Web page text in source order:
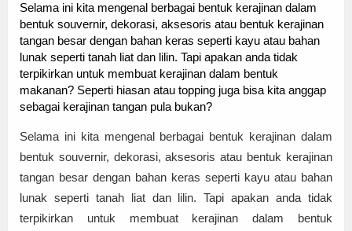
Selama ini kita mengenal berbagai bentuk kerajinan dalam
bentuk souvernir, dekorasi, aksesoris atau bentuk kerajinan
tangan besar dengan bahan keras seperti kayu atau bahan
lunak seperti tanah liat dan lilin. Tapi apakan anda tidak
terpikirkan untuk membuat kerajinan dalam bentuk
makanan? Seperti hiasan atau topping juga bisa kita anggap
sebagai kerajinan tangan pula bukan?
Selama ini kita mengenal berbagai bentuk kerajinan dalam
bentuk souvernir, dekorasi, aksesoris atau bentuk kerajinan
tangan besar dengan bahan keras seperti kayu atau bahan
lunak seperti tanah liat dan lilin. Tapi apakan anda tidak
terpikirkan untuk membuat kerajinan dalam bentuk